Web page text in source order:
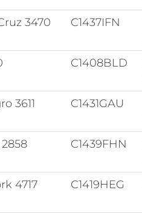
3470 C1437IFN
C1408BLD
3611 C1431GAU
C1439FHN
4717 C1419HEG